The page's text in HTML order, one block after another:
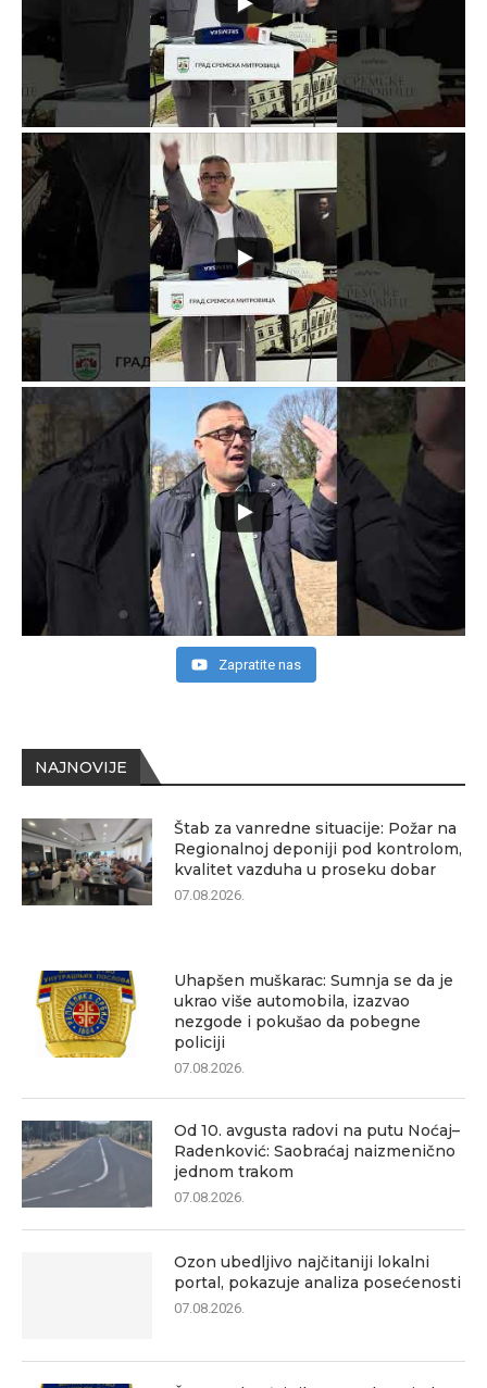
NAJNOVIJE
Štab za vanredne situacije: Požar na
Regionalnoj deponiji pod kontrolom,
kvalitet vazduha u proseku dobar
07.08.2026.
Uhapšen muškarac: Sumnja se da je
ukrao više automobila, izazvao
nezgode i pokušao da pobegne
policiji
07.08.2026.
Od 10. avgusta radovi na putu Noćaj–
Radenković: Saobraćaj naizmenično
jednom trakom
07.08.2026.
Ozon ubedljivo najčitaniji lokalni
portal, pokazuje analiza posećenosti
07.08.2026.
Zapratite nas